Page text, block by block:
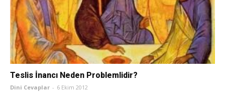
Teslis İnancı Neden Problemlidir?
Dini Cevaplar - 6 Ekim 2012